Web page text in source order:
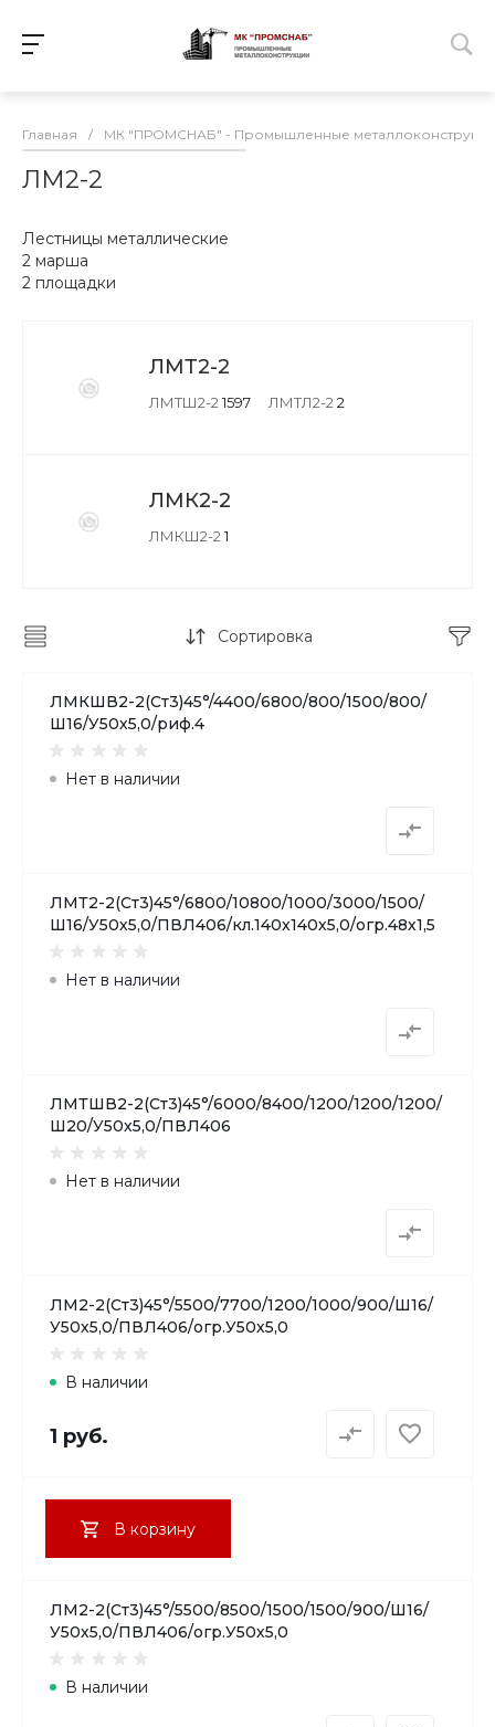
Главная / МК "ПРОМСНАБ" - Промышленные
ЛМ2-2
Лестницы металлические
2 марша
2 площадки
ЛМТ2-2
ЛМТШ2-2 1597 ЛМТЛ2-2 2
ЛМК2-2
ЛМКШ2-2 1
Сортировка
ЛМКШВ2-2(Ст3)45°/4400/6800/800/1500/800/
Ш16/У50х5,0/риф.4
Нет в наличии
ЛМТ2-2(Ст3)45°/6800/10800/1000/3000/1500/
Ш16/У50х5,0/ПВЛ406/кл.140х140х5,0/огр.48х1,5
Нет в наличии
ЛМТШВ2-2(Ст3)45°/6000/8400/1200/1200/1200/
Ш20/У50х5,0/ПВЛ406
Нет в наличии
ЛМ2-2(Ст3)45°/5500/7700/1200/1000/900/Ш16/
У50х5,0/ПВЛ406/огр.У50х5,0
В наличии
1 руб.
В корзину
ЛМ2-2(Ст3)45°/5500/8500/1500/1500/900/Ш16/
У50х5,0/ПВЛ406/огр.У50х5,0
В наличии